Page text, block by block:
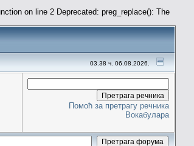
on line 2 Deprecated: preg_replace(): The
03.38 ч. 06.08.2026.
Помоћ за претрагу речника
Вокабулара